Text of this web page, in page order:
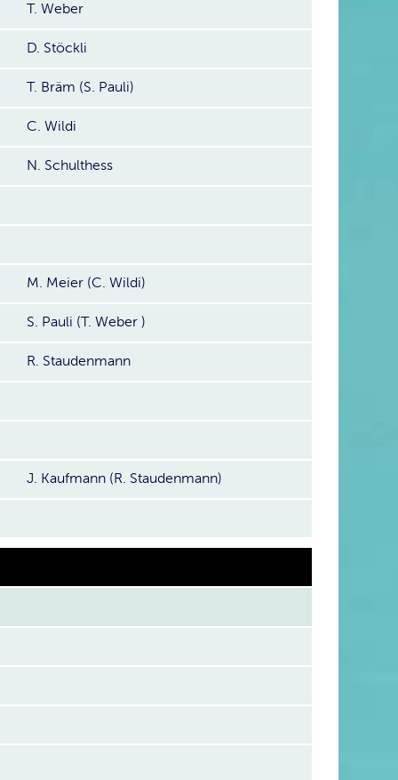
T. Weber
D. Stöckli
T. Bräm (S. Pauli)
C. Wildi
N. Schulthess
M. Meier (C. Wildi)
S. Pauli (T. Weber )
R. Staudenmann
J. Kaufmann (R. Staudenmann)